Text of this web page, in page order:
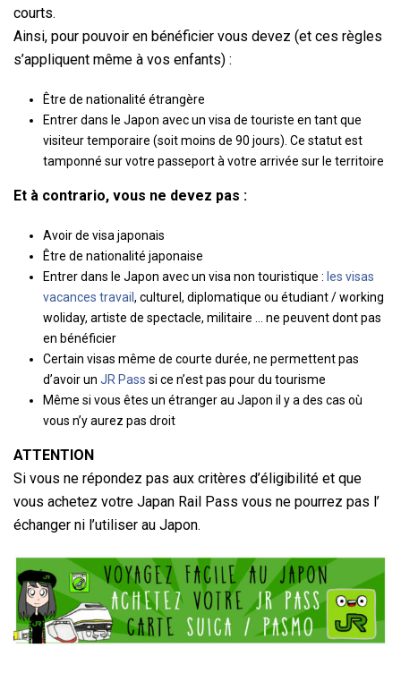
courts.
Ainsi, pour pouvoir en bénéficier vous devez (et ces règles
s’appliquent même à vos enfants) :
Être de nationalité étrangère
Entrer dans le Japon avec un visa de touriste en tant que
visiteur temporaire (soit moins de 90 jours). Ce statut est
tamponné sur votre passeport à votre arrivée sur le territoire
Et à contrario, vous ne devez pas :
Avoir de visa japonais
Être de nationalité japonaise
Entrer dans le Japon avec un visa non touristique : les visas
vacances travail , culturel, diplomatique ou étudiant / working
woliday, artiste de spectacle, militaire … ne peuvent dont pas
en bénéficier
Certain visas même de courte durée, ne permettent pas
d’avoir un JR Pass si ce n’est pas pour du tourisme
Même si vous êtes un étranger au Japon il y a des cas où
vous n’y aurez pas droit
ATTENTION
Si vous ne répondez pas aux critères d’éligibilité et que
vous achetez votre Japan Rail Pass vous ne pourrez pas l’
échanger ni l’utiliser au Japon.